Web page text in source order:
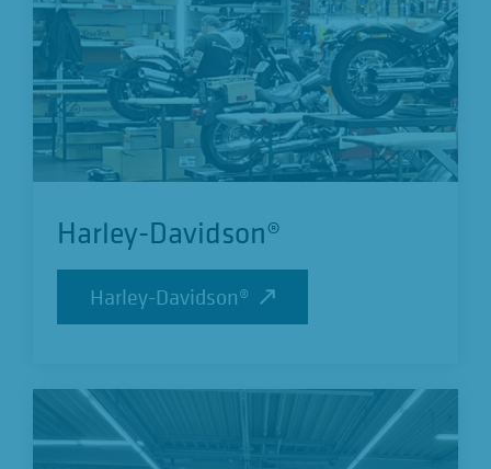
Harley-Davidson®
Harley-Davidson®
Harley-Davidson®